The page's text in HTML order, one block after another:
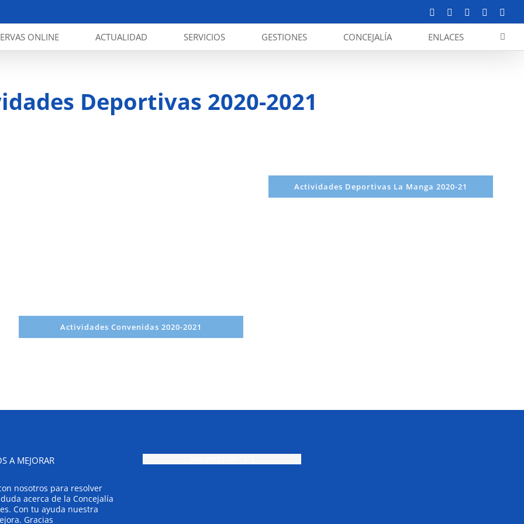
Facebook YouTubeInstagram
ONLINE ACTUALIDAD SERVICIOS GESTIONES CONCEJALÍA ENLACES
Deportivas 2020-2021
Actividades Convenidas 2020-2021
Actividades Deportivas La Manga 2020-21
A MEJORAR
nosotros para resolver
acerca de la Concejalía
Con tu ayuda nuestra
Gracias